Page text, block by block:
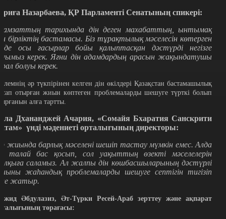
Назарбаева, ҚР Парламенті Сенатының спикері:
тарихында дін деген махабаттың, ынтымақ
бірліктің бастамасы. Біз тұрақтылық мәселесін көтерген
осы ғасырлар бойы қалыптасқан дәстүрді негізге
керек. Яғни дін адамдардың арасын жақындатушы
болуы керек.
әр түкпірінен келген дін өкілдері Қазақстан бастамашылық
отырған жиын көптеген проблемаларды шешуге түрткі болып
алға тартты.
Дхананджей Ачария, «Сомайя Бхаратия Санскрити
үнді мәдениеті орталығының директоры:
жиында барлық мәселені шешіп тастау мүмкін емес. Алда
талай бас қосып, сол уақыттың өзекті мәселелерін
саламыз. Ал жалпы дін көшбасшыларының дәстүрлі
жаһандық проблемаларды шешуге септігін тигізіп
жатыр.
Әбдулазиз, Әт-Түрки Ресей-Араб зерттеу және ақпарат
төрағасы: